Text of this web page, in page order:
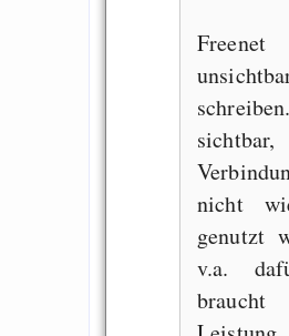
nicht
genutzt
v.a.